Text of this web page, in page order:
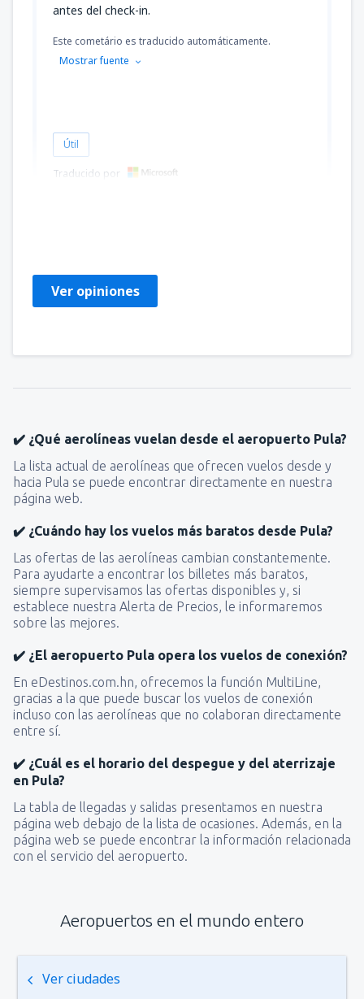
antes del check-in.
Este cometário es traducido automáticamente.
Mostrar fuente
Útil
Traducido por
Ver opiniones
✔️ ¿Qué aerolíneas vuelan desde el aeropuerto Pula?
La lista actual de aerolíneas que ofrecen vuelos desde y
hacia Pula se puede encontrar directamente en nuestra
página web.
✔️ ¿Cuándo hay los vuelos más baratos desde Pula?
Las ofertas de las aerolíneas cambian constantemente.
Para ayudarte a encontrar los billetes más baratos,
siempre supervisamos las ofertas disponibles y, si
establece nuestra Alerta de Precios, le informaremos
sobre las mejores.
✔️ ¿El aeropuerto Pula opera los vuelos de conexión?
En eDestinos.com.hn, ofrecemos la función MultiLine,
gracias a la que puede buscar los vuelos de conexión
incluso con las aerolíneas que no colaboran directamente
entre sí.
✔️ ¿Cuál es el horario del despegue y del aterrizaje
en Pula?
La tabla de llegadas y salidas presentamos en nuestra
página web debajo de la lista de ocasiones. Además, en la
página web se puede encontrar la información relacionada
con el servicio del aeropuerto.
Aeropuertos en el mundo entero
Ver ciudades